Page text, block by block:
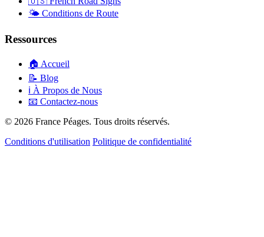
🌤️ Conditions de Route
Ressources
🏠 Accueil
📝 Blog
ℹ️ À Propos de Nous
📧 Contactez-nous
© 2026 France Péages. Tous droits réservés.
Conditions d'utilisation Politique de confidentialité